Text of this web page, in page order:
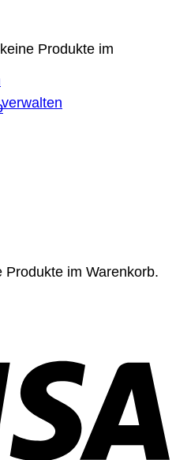
Produkte im
im Warenkorb.